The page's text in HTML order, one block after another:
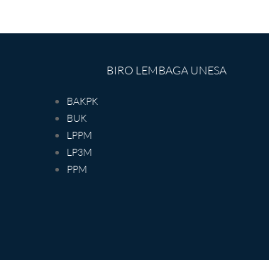
BIRO LEMBAGA UNESA
BAKPK
BUK
LPPM
LP3M
PPM